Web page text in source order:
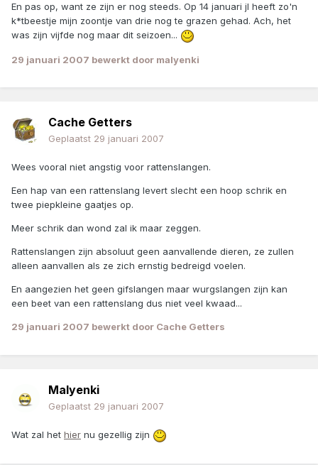
En pas op, want ze zijn er nog steeds. Op 14 januari jl heeft zo'n
k*tbeestje mijn zoontje van drie nog te grazen gehad. Ach, het
was zijn vijfde nog maar dit seizoen...
29 januari 2007 bewerkt door malyenki
Cache Getters
Geplaatst 29 januari 2007
Wees vooral niet angstig voor rattenslangen.
Een hap van een rattenslang levert slecht een hoop schrik en
twee piepkleine gaatjes op.
Meer schrik dan wond zal ik maar zeggen.
Rattenslangen zijn absoluut geen aanvallende dieren, ze zullen
alleen aanvallen als ze zich ernstig bedreigd voelen.
En aangezien het geen gifslangen maar wurgslangen zijn kan
een beet van een rattenslang dus niet veel kwaad...
29 januari 2007 bewerkt door Cache Getters
Malyenki
Geplaatst 29 januari 2007
Wat zal het hier nu gezellig zijn